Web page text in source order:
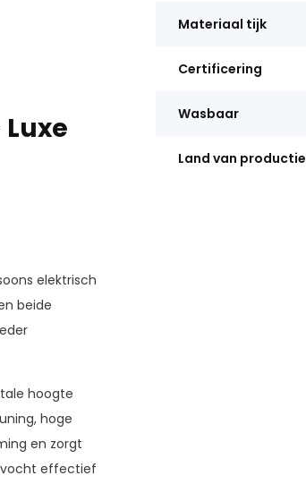
elektrisch
beide
hoogte
hoge
en zorgt
vocht effectief
Materiaal tijk
Certificering
Wasbaar
Land van productie